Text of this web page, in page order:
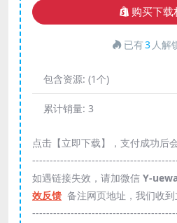
购买下载
已有3 人解
包含资源: (1个)
累计销量: 3
点击【立即下载】，支付成功后
如遇链接失效，请加微信 Y-
效反馈 备注网页地址，我们收到